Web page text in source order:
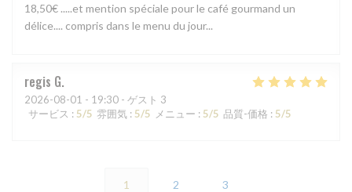
18,50€ .....et mention spéciale pour le café gourmand un
délice.... compris dans le menu du jour...
regis G
2026-08-01 - 19:30 - ゲスト 3
サービス : 5/5 雰囲気 : 5/5 メニュー : 5/5 品質-価格 : 5/5
1 2 3